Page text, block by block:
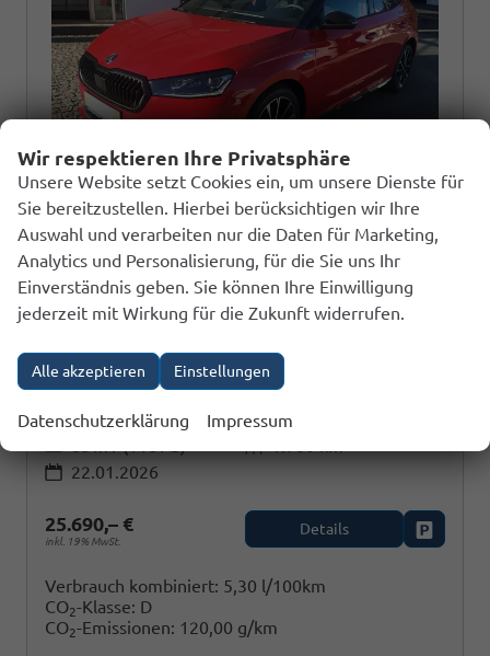
Skoda Fabia
Fahrzeugnr.238727 GetriebeAutom. 7-Gang
KraftstoffBenzin Außenfarbe
22.01.2026
25.690,– €
inkl. 19% MwSt.
Details
Verbrauch kombiniert: 5,30 l/100km
CO2-Klasse: D
CO2-Emissionen: 120,00 g/km
Wir respektieren Ihre Privatsphäre
Unsere Website setzt Cookies ein, um unsere Dienste für
Sie bereitzustellen. Hierbei berücksichtigen wir Ihre
Auswahl und verarbeiten nur die Daten für Marketing,
Analytics und Personalisierung, für die Sie uns Ihr
Einverständnis geben. Sie können Ihre Einwilligung
jederzeit mit Wirkung für die Zukunft widerrufen.
Alle akzeptieren Einstellungen
Datenschutzerklärung Impressum